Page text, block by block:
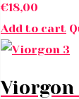
€18,00
Add to cart
Viorgon